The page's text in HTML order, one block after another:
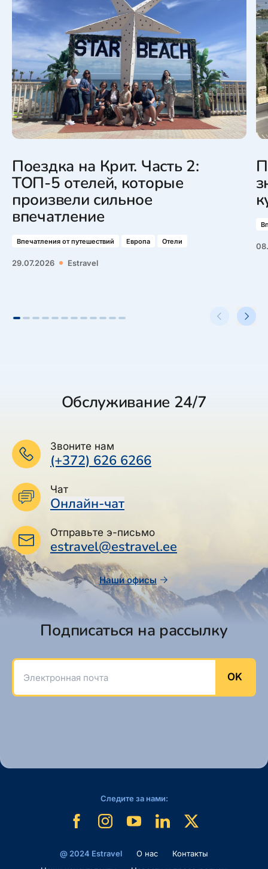
Поездка на Крит. Часть 2:
ТОП-5 отелей, которые
произвели сильное
впечатление
Впечатления от путешествий Европа Отели
29.07.2026 Estravel
Обслуживание 24/7
Звоните нам
(+372) 626 6266
Чат
Онлайн-чат
Отправьте э-письмо
estravel@estravel.ee
Наши офисы
Подписаться на рассылку
Электронная почта
OK
@ 2024 Estravel O нас
Контакты
Следите за нами: